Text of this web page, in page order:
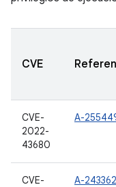
CVE
CVE-
2022-
43680
A-
CVE-
A-